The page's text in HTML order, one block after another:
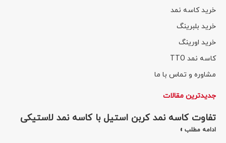
خرید کاسه نمد
خرید بلبرینگ
خرید اورینگ
کاسه نمد TTO
مشاوره و تماس با ما
جدیدترین مقالات
تفاوت کاسه نمد کربن استیل با کاسه نمد لاستیکی
ادامه مطلب »